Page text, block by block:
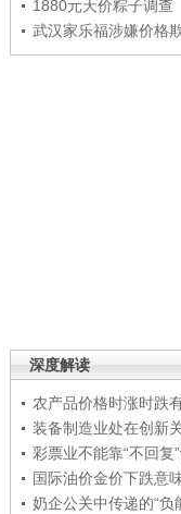
1880元天价粽子调查
武汉家乐福涉嫌价格
深度解读
农产品价格时涨时跌
装备制造业处在创新
彩票业不能靠“不回复
国际油价金价下跌意
奶企公关中传递的“负